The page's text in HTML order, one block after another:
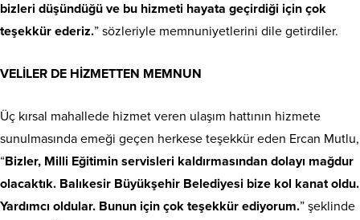
bizleri düşündüğü ve bu hizmeti hayata geçirdiği için çok
teşekkür ederiz.” sözleriyle memnuniyetlerini dile getirdiler.
VELİLER DE HİZMETTEN MEMNUN
Üç kırsal mahallede hizmet veren ulaşım hattının hizmete
sunulmasında emeği geçen herkese teşekkür eden Ercan Mutlu,
“Bizler, Milli Eğitimin servisleri kaldırmasından dolayı mağdur
olacaktık. Balıkesir Büyükşehir Belediyesi bize kol kanat oldu.
Yardımcı oldular. Bunun için çok teşekkür ediyorum.” şeklinde